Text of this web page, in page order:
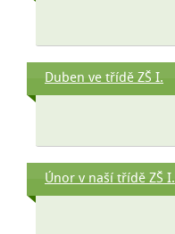
Duben ve třídě ZŠ I.
Únor v naší třídě ZŠ I.